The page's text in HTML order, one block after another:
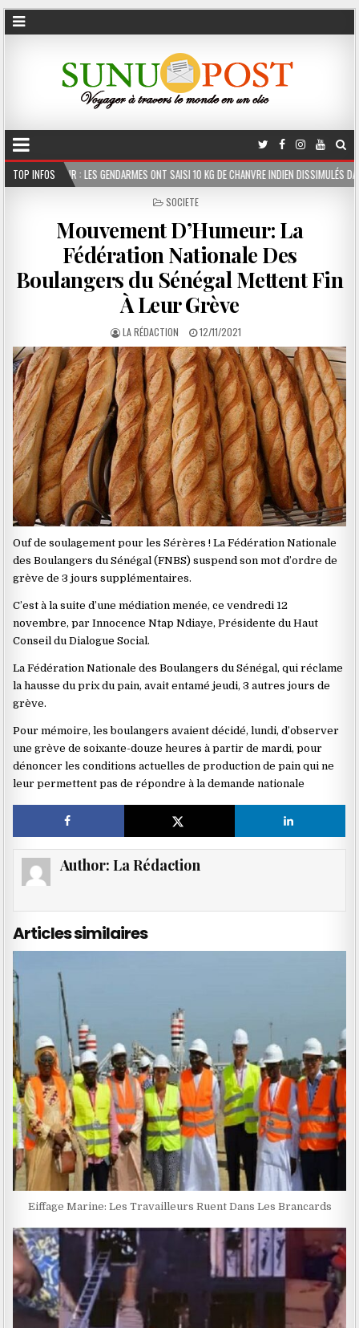
TOP INFOSONT SAISI 10 KG DE CHANVRE INDIEN DISSIMULÉS DANS LE COFFRE D’UNE
POSTED
SOCIETE
Mouvement D’Humeur: La
Fédération Nationale Des
Boulangers du Sénégal Mettent Fin
À Leur Grève
LA RÉDACTION 12/11/2021
Ouf de soulagement pour les Sérères ! La Fédération Nationale
des Boulangers du Sénégal (FNBS) suspend son mot d’ordre de
grève de 3 jours supplémentaires.
C’est à la suite d’une médiation menée, ce vendredi 12
novembre, par Innocence Ntap Ndiaye, Présidente du Haut
Conseil du Dialogue Social.
La Fédération Nationale des Boulangers du Sénégal, qui réclame
la hausse du prix du pain, avait entamé jeudi, 3 autres jours de
grève.
Pour mémoire, les boulangers avaient décidé, lundi, d’observer
une grève de soixante-douze heures à partir de mardi, pour
dénoncer les conditions actuelles de production de pain qui ne
leur permettent pas de répondre à la demande nationale
Author: La Rédaction
Articles similaires
Eiffage Marine: Les Travailleurs Ruent Dans Les Brancards